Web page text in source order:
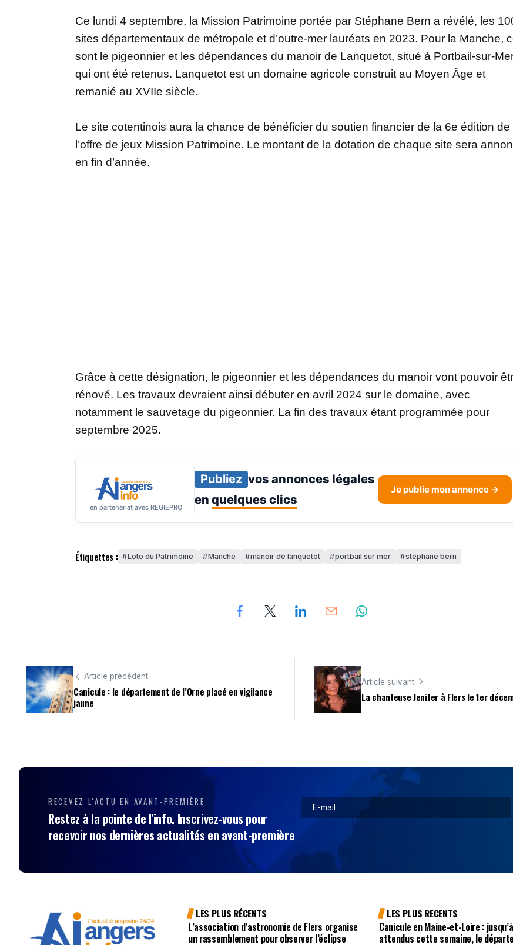
Ce lundi 4 septembre, la Mission Patrimoine portée par Stéphane Bern a révélé, les
sites départementaux de métropole et d’outre-mer lauréats en 2023. Pour la Manche,
sont le pigeonnier et les dépendances du manoir de Lanquetot, situé à Portbail-sur-
qui ont été retenus. Lanquetot est un domaine agricole construit au Moyen Âge et
remanié au XVIIe siècle.
Le site cotentinois aura la chance de bénéficier du soutien financier de la 6e édition de
l’offre de jeux Mission Patrimoine. Le montant de la dotation de chaque site sera
en fin d’année.
Grâce à cette désignation, le pigeonnier et les dépendances du manoir vont pouvoir
rénové. Les travaux devraient ainsi débuter en avril 2024 sur le domaine, avec
notamment le sauvetage du pigeonnier. La fin des travaux étant programmée pour
septembre 2025.
en partenariat avec REGIEPRO
Publiez vos annonces légales
en quelques clics
Je publie mon annonce →
Étiquettes : Loto du Patrimoine Manche manoir de lanquetot portbail sur mer stephane bern
Article précédent
Canicule : le département de l’Orne placé en vigilance
jaune
Article suivant
La chanteuse Jenifer à Flers le 1er
RECEVEZ L'ACTU EN AVANT-PREMIÈRE
Restez à la pointe de l'info. Inscrivez-vous pour
recevoir nos dernières actualités en avant-première
LES PLUS RÉCENTS
L’association d’astronomie de Flers organise
un rassemblement pour observer l’éclipse
LES PLUS RECENTS
Canicule en Maine-et-Loire :
attendus cette semaine, le